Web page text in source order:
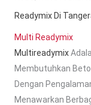
Readymix Di
Multi Readymix
Multireadymix
Membutuhkan
Dengan
Menawarkan